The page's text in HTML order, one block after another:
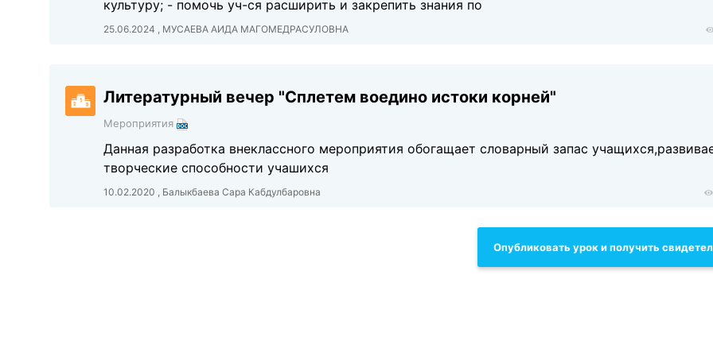
культуру; - помочь уч-ся расширить и закрепить знания по
25.06.2024 , МУСАЕВА АИДА МАГОМЕДРАСУЛОВНА
Литературный вечер "Сплетем воедино истоки корней"
Мероприятия
Данная разработка внеклассного мероприятия обогащает словарный запас
творческие способности учашихся
10.02.2020 , Балыкбаева Сара Кабдулбаровна
Опубликовать урок и получить